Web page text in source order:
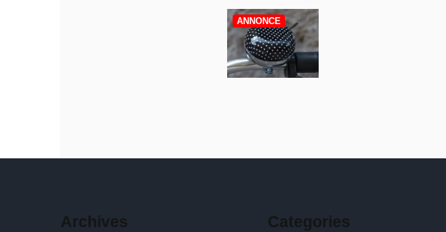
ANNONCE
Archives Categories